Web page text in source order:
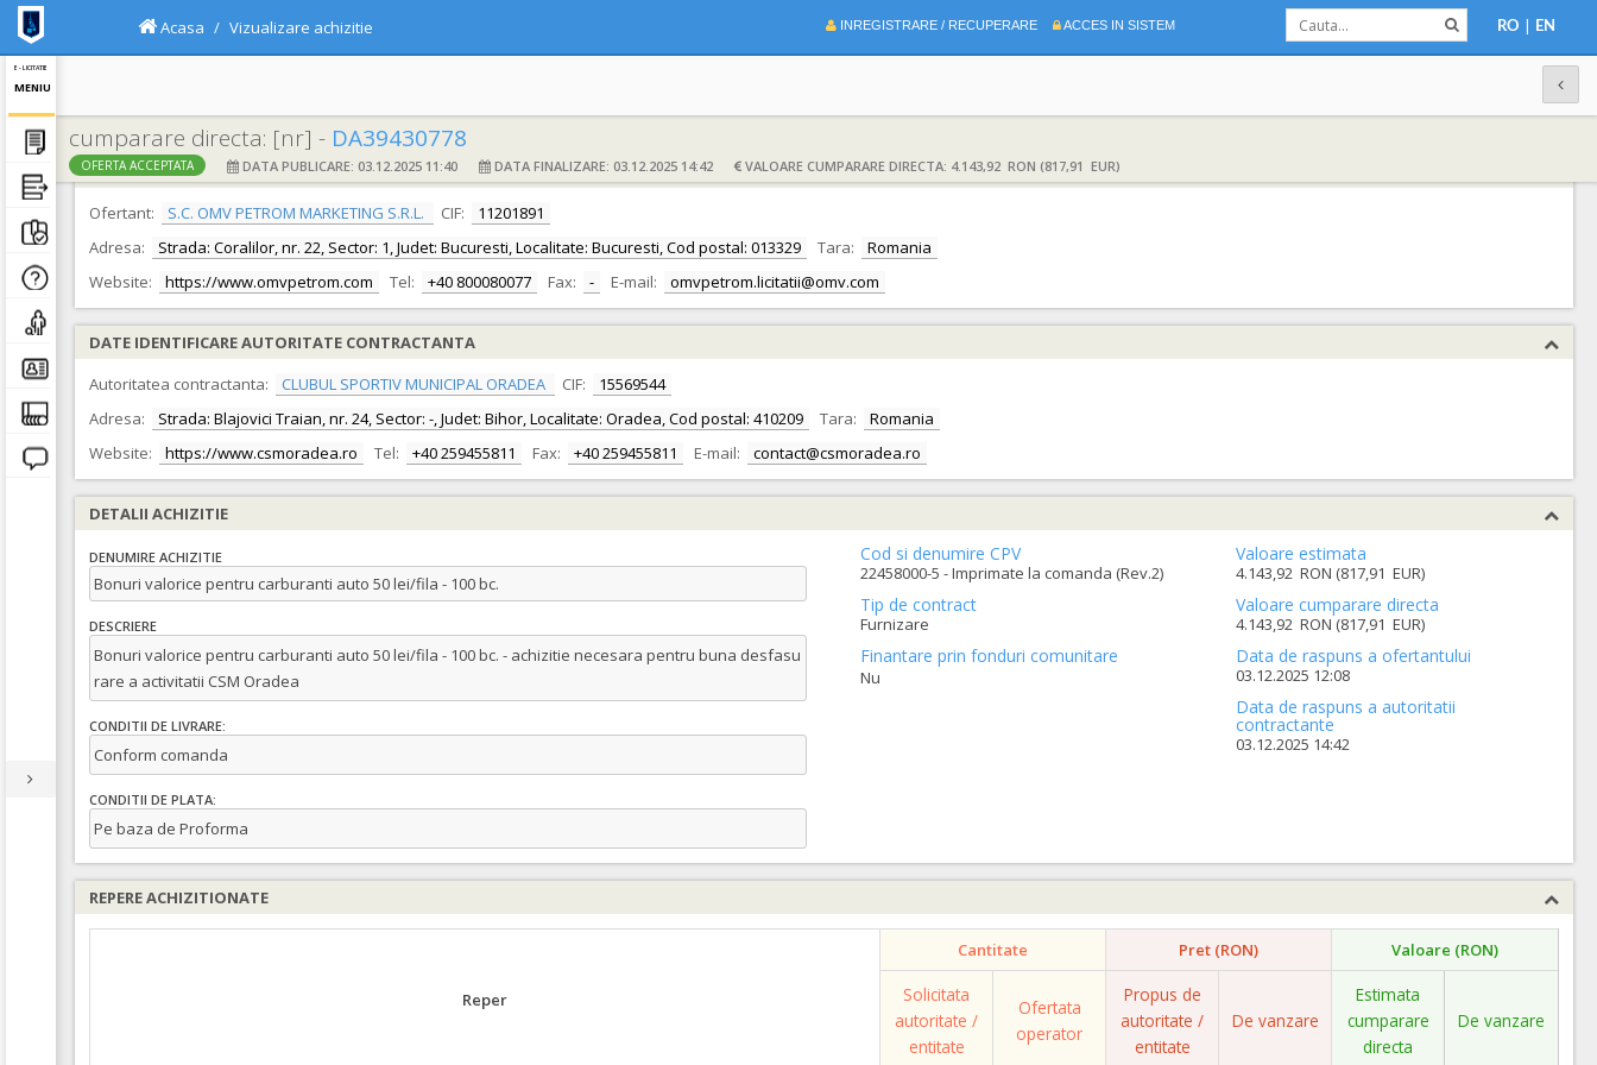
E - LICITATIE
MENIU
INREGISTRARE / RECUPERARE ACCES IN SISTEM RO | EN
Acasa Vizualizare achizitie
cumparare directa: [nr] - DA39430778
OFERTA ACCEPTATA DATA PUBLICARE: 03.12.2025 11:40 DATA FINALIZARE: 03.12.2025 14:42 VALOARE CUMPARARE DIRECTA: 4.143,92 RON (817,91 EUR)
DATE IDENTIFICARE OFERTANT
Ofertant:
S.C. OMV PETROM MARKETING S.R.L. CIF:
11201891
Adresa:
Strada: Coralilor, nr. 22, Sector: 1, Judet: Bucuresti, Localitate: Bucuresti, Cod postal: 013329 Tara:
Romania
Website:
https://www.omvpetrom.com Tel: +40 800080077 Fax: - E-mail: omvpetrom.licitatii@omv.com
DATE IDENTIFICARE AUTORITATE CONTRACTANTA
Autoritatea contractanta:
CLUBUL SPORTIV MUNICIPAL ORADEA CIF:
15569544
Adresa:
Strada: Blajovici Traian, nr. 24, Sector: -, Judet: Bihor, Localitate: Oradea, Cod postal: 410209 Tara:
Romania
Website:
https://www.csmoradea.ro Tel: +40 259455811 Fax: +40 259455811 E-mail: contact@csmoradea.ro
DETALII ACHIZITIE
DENUMIRE ACHIZITIE
Bonuri valorice pentru carburanti auto 50 lei/fila - 100 bc.
DESCRIERE
Bonuri valorice pentru carburanti auto 50 lei/fila - 100 bc. - achizitie necesara pentru buna desfasu
rare a activitatii CSM Oradea
CONDITII DE LIVRARE:
Conform comanda
CONDITII DE PLATA:
Pe baza de Proforma
Cod si denumire CPV
22458000-5 - Imprimate la comanda (Rev.2)
Tip de contract
Furnizare
Finantare prin fonduri comunitare
Nu
Valoare estimata
4.143,92 RON (817,91 EUR)
Valoare cumparare directa
4.143,92 RON (817,91 EUR)
Data de raspuns a ofertantului
03.12.2025 12:08
Data de raspuns a autoritatii
contractante
03.12.2025 14:42
REPERE ACHIZITIONATE
Reper
Cantitate Pret (RON) Valoare (RON)
Solicitata
autoritate /
entitate
Ofertata
operator
Propus de
autoritate /
entitate
De vanzare
Estimata
cumparare
directa
De vanzare